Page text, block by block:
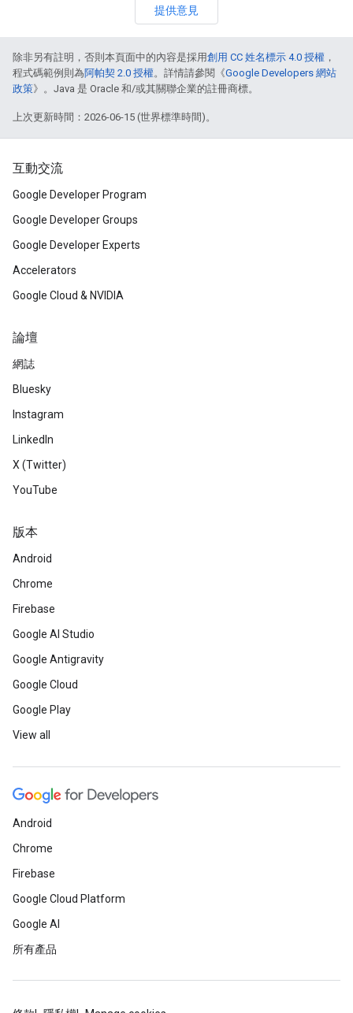
提供意見
除非另有註明，否則本頁面中的內容是採用創用 CC 姓名標示 4.0 授權 ，
程式碼範例則為阿帕契 2.0 授權。詳情請參閱《Google Developers 網站
政策》。Java 是 Oracle 和/或其關聯企業的註冊商標。
上次更新時間：2026-06-15 (世界標準時間)。
互動交流
Google Developer Program
Google Developer Groups
Google Developer Experts
Accelerators
Google Cloud & NVIDIA
論壇
網誌
Bluesky
Instagram
LinkedIn
X (Twitter)
YouTube
版本
Android
Chrome
Firebase
Google AI Studio
Google Antigravity
Google Cloud
Google Play
View all
Android
Chrome
Firebase
Google Cloud Platform
Google AI
所有產品